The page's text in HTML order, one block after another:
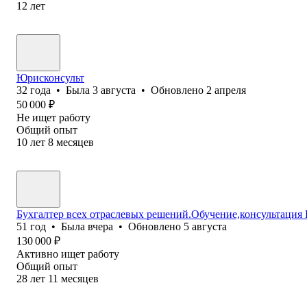
12 лет
Юрисконсульт
32 года • Была 3 августа • Обновлено 2 апреля
50 000 ₽
Не ищет работу
Общий опыт
10 лет 8 месяцев
Бухгалтер всех отраслевых
51 год • Была вчера • Обновлено 5 августа
130 000 ₽
Активно ищет работу
Общий опыт
28 лет 11 месяцев